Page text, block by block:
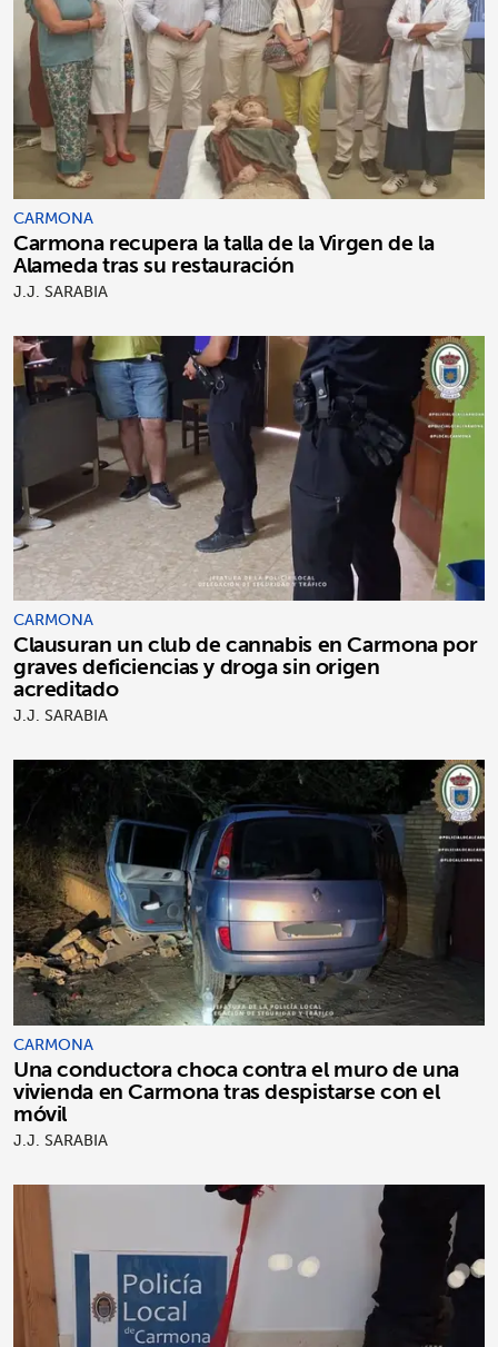
CARMONA
Carmona recupera la talla de la Virgen de la
Alameda tras su restauración
J.J. SARABIA
CARMONA
Clausuran un club de cannabis en Carmona por
graves deficiencias y droga sin origen
acreditado
J.J. SARABIA
CARMONA
Una conductora choca contra el muro de una
vivienda en Carmona tras despistarse con el
móvil
J.J. SARABIA